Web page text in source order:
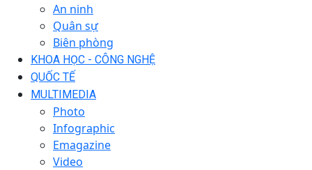
An ninh
Quân sự
Biên phòng
KHOA HỌC - CÔNG NGHỆ
QUỐC TẾ
MULTIMEDIA
Photo
Infographic
Emagazine
Video